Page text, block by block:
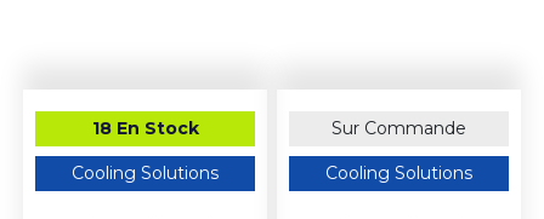
18 En Stock
Cooling Solutions
Sur Commande
Cooling Solutions